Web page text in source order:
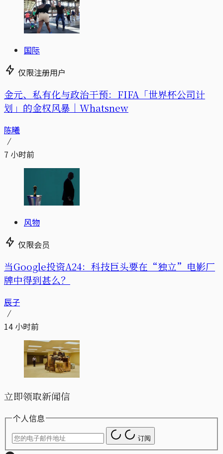
国际
仅限注册用户
金元、私有化与政治干预：FIFA「世界杯公司计
划」的金权风暴｜Whatsnew
陈曦
7 小时前
风物
仅限会员
当Google投资A24：科技巨头要在“独立”电影厂
牌中得到甚么？
辰子
14 小时前
立即领取新闻信
个人信息
订阅